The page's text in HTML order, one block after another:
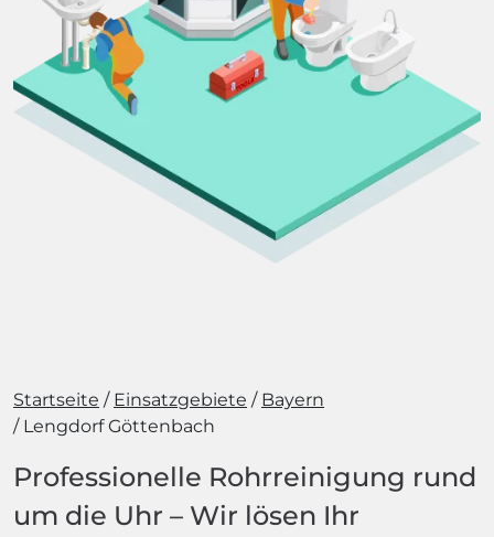
Startseite Einsatzgebiete
Bayern
Lengdorf Göttenbach
Professionelle Rohrreinigung rund
um die Uhr – Wir lösen Ihr